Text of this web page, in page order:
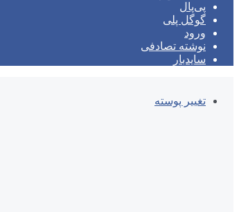
پی‌پال
گوگل پلی
ورود
نوشته تصادفی
سایدبار
تغییر پوسته